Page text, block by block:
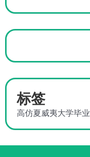
标签
高仿夏威夷大学毕